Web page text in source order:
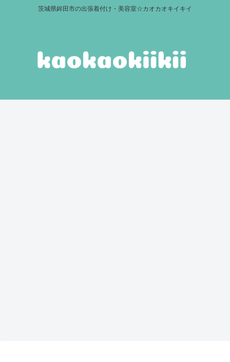
茨城県鉾田市の出張着付け・美容室☆カオカオキイキイ